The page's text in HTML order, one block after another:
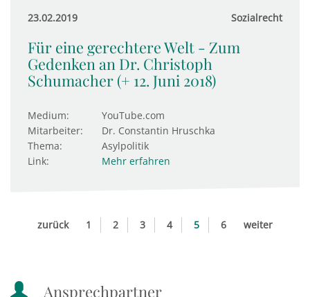
23.02.2019 Sozialrecht
Für eine gerechtere Welt - Zum
Gedenken an Dr. Christoph
Schumacher (+ 12. Juni 2018)
Medium:
YouTube.com
Mitarbeiter:
Dr. Constantin Hruschka
Thema:
Asylpolitik
Link:
Mehr erfahren
zurück 1 2 3 4 5 6 weiter
Ansprechpartner